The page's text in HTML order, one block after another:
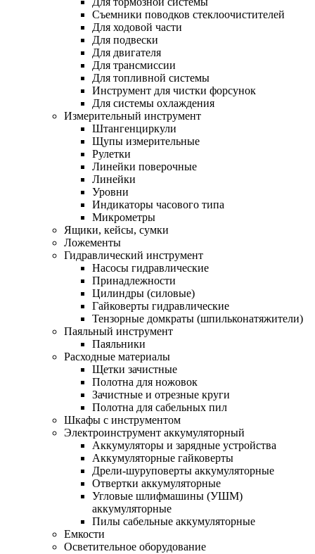
Съемники поводков стеклоочистителей
Для ходовой части
Для подвески
Для двигателя
Для трансмиссии
Для топливной системы
Инструмент для чистки форсунок
Для системы охлаждения
Измерительный инструмент
Штангенциркули
Щупы измерительные
Рулетки
Линейки поверочные
Линейки
Уровни
Индикаторы часового типа
Микрометры
Ящики, кейсы, сумки
Ложементы
Гидравлический инструмент
Насосы гидравлические
Принадлежности
Цилиндры (силовые)
Гайковерты гидравлические
Тензорные домкраты (шпильконатяжители)
Паяльный инструмент
Паяльники
Расходные материалы
Щетки зачистные
Полотна для ножовок
Зачистные и отрезные круги
Полотна для сабельных пил
Шкафы с инструментом
Электроинструмент аккумуляторный
Аккумуляторы и зарядные устройства
Аккумуляторные гайковерты
Дрели-шуруповерты аккумуляторные
Отвертки аккумуляторные
Угловые шлифмашины (УШМ)
аккумуляторные
Пилы сабельные аккумуляторные
Емкости
Осветительное оборудование